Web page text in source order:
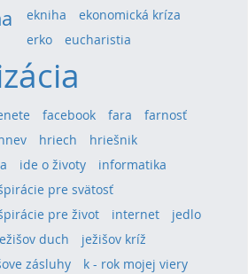
ekniha
ekonomická kríza
erko
eucharistia
facebook fara
farnosť
hriech
hriešnik
ide o životy informatika
pre svätosť
pre život
internet
jedlo
duch
ježišov kríž
zásluhy
k - rok mojej viery